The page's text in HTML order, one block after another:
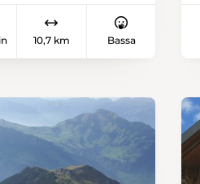
führt vom
an der Aare. Die
Grenchen und
Witi genannt
und birgt zahlreiche Naturschätze.
10,7 km Bassa